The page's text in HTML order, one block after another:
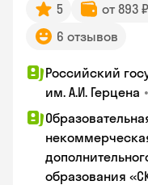
5 от 893
6 отзывов
Российский
им. А.И. Герцена •
образования